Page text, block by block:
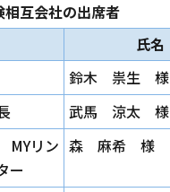
互会社の出席者
氏名
鈴木 祟生 様
武馬 涼太 様
MYリン
ー
森 麻希 様